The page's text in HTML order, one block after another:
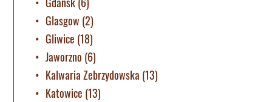
Glasgow (2)
Gliwice (18)
Jaworzno (6)
Kalwaria Zebrzydowska (13)
Katowice (13)